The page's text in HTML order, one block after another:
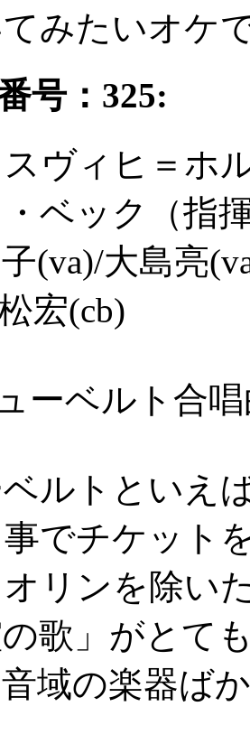
みたいオケ
号：325:
ヴィヒ＝ホ
ベック（指
(va)/大島亮
宏(cb)
ーベルト合唱
ルトといえ
事でチケット
リンを除い
歌」がとて
音域の楽器ば